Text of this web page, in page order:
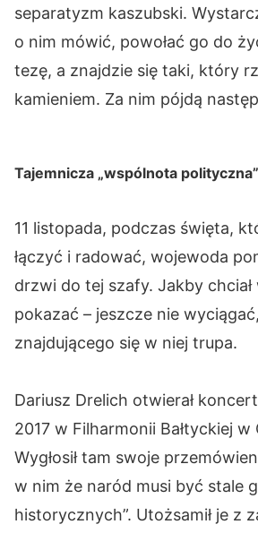
separatyzm kaszubski.
o nim mówić, powołać go do
tezę, a znajdzie się taki, który
kamieniem. Za nim pójdą
Tajemnicza „wspólnota polityczna”
11 listopada, podczas święta,
łączyć i radować, wojewoda
drzwi do tej szafy. Jakby
pokazać – jeszcze nie
znajdującego się w niej trupa.
Dariusz Drelich otwierał
2017 w Filharmonii Bałtyckiej w
Wygłosił tam swoje
w nim że naród musi być stale
historycznych”. Utożsamił je z